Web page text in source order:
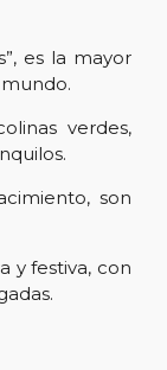
es la mayor
verdes,
son
y festiva, con